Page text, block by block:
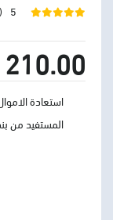
5
210.00 ج م
استعادة
المستفيد من